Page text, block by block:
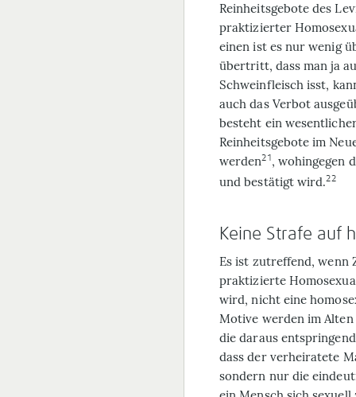
Reinheitsgebote des
praktizierter
einen ist es nur wenig
übertritt, dass man ja
Schweinfleisch isst,
auch das Verbot
besteht ein
Reinheitsgebote im
werden21 , wohingegen
und bestätigt wird.22
Keine Strafe auf
Es ist zutreffend, wenn
praktizierte
wird, nicht eine
Motive werden im
die daraus
dass der verheiratete
sondern nur die